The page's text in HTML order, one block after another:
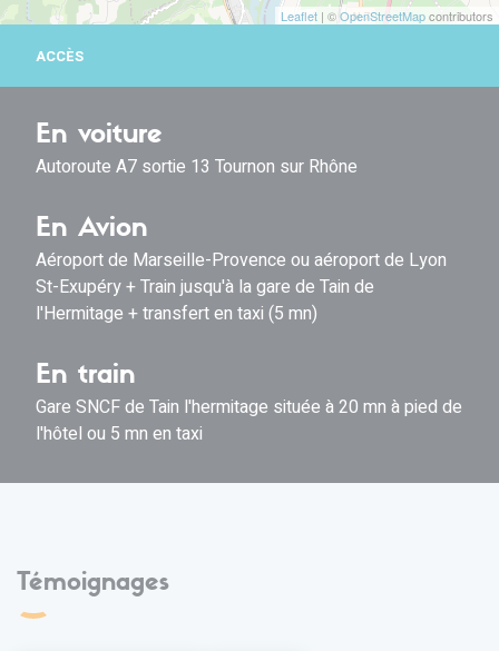
Leaflet | ©OpenStreetMapcontributors
ACCÈS
En voiture
Autoroute A7 sortie 13 Tournon sur Rhône
En Avion
Aéroport de Marseille-Provence ou aéroport de Lyon
St-Exupéry + Train jusqu'à la gare de Tain de
l'Hermitage + transfert en taxi (5 mn)
En train
Gare SNCF de Tain l'hermitage située à 20 mn à pied de
l'hôtel ou 5 mn en taxi
Témoignages